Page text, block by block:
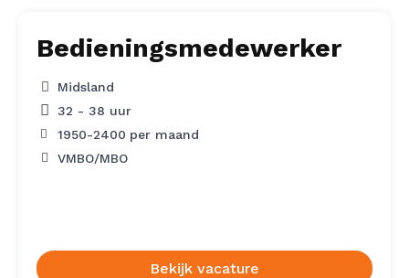
Bedieningsmedewerker
Midsland
32 - 38 uur
1950-2400 per maand
VMBO/MBO
Bekijk vacature